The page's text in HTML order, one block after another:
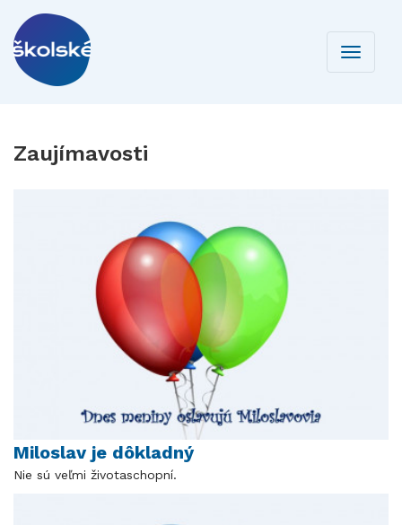
Toggle
Zaujímavosti
Miloslav je dôkladný
Nie sú veľmi životaschopní.